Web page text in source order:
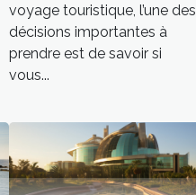
voyage touristique, l’une des
décisions importantes à
prendre est de savoir si
vous...